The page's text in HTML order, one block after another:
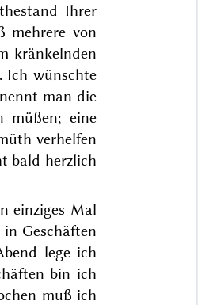
Ihrer
mehrere von
kränkelnden
Ich wünschte
man die
müßen; eine
verhelfen
bald herzlich
einziges Mal
in Geschäften
lege ich
bin ich
muß ich